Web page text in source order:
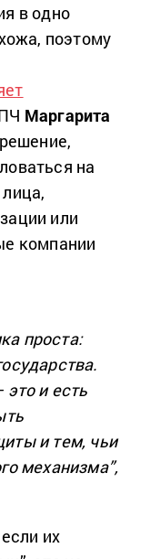
в одно
поэтому
Маргарита
на
или
компании
проста:
это и есть
и тем, чьи
механизма”,
их